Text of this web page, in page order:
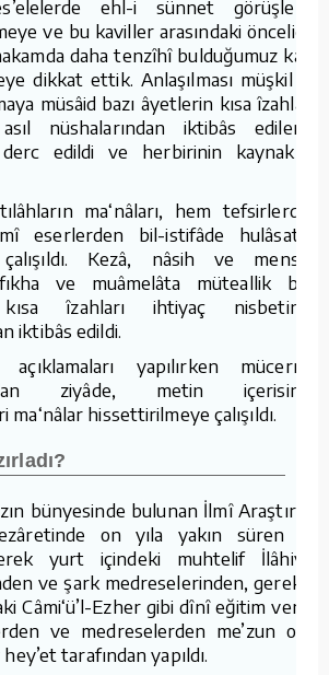
ehl-i sünnet görüşlerini
ve bu kaviller arasındaki önceliğe,
daha tenzîhî bulduğumuz kavli
dikkat ettik. Anlaşılması müşkil ve
müsâid bazı âyetlerin kısa îzahları,
nüshalarından iktibâs edilerek
edildi ve herbirinin kaynakları
ma‘nâları, hem tefsirlerden
eserlerden bil-istifâde hulâsaten
Kezâ, nâsih ve mensuh
ve muâmelâta müteallik bazı
îzahları ihtiyaç nisbetinde
iktibâs edildi.
açıklamaları yapılırken mücerred
ziyâde, metin içerisinde
hissettirilmeye çalışıldı.
bünyesinde bulunan İlmî Araştırma
on yıla yakın süren bu
yurt içindeki muhtelif İlâhiyât
ve şark medreselerinden, gerekse
Câmi‘ü’l-Ezher gibi dînî eğitim veren
ve medreselerden me’zun olan
tarafından yapıldı.